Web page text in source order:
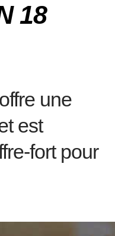
18
une
est
fort pour